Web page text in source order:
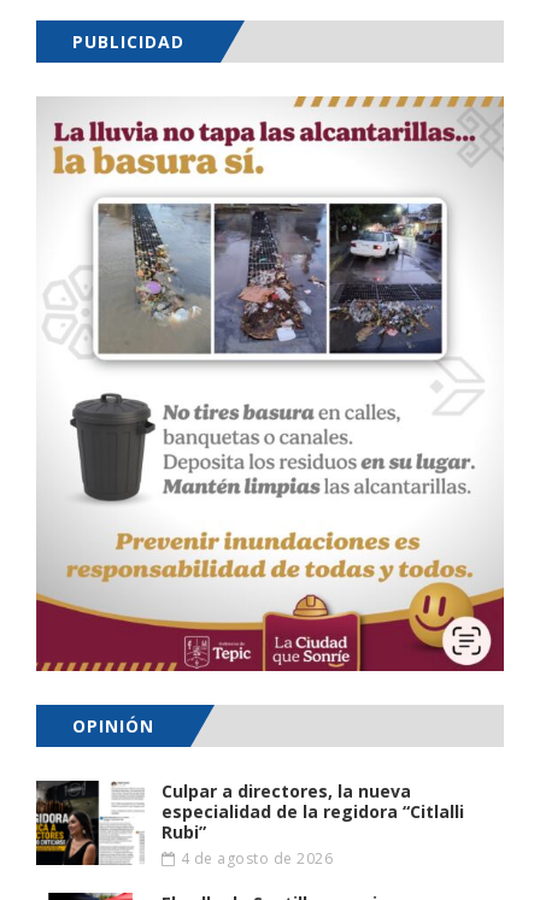
PUBLICIDAD
OPINIÓN
Culpar a directores, la nueva
especialidad de la regidora “Citlalli
Rubi”
4 de agosto de 2026